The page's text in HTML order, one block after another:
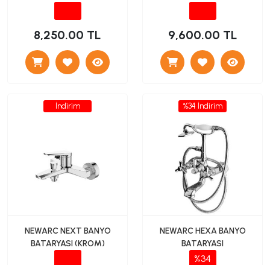
8,250.00 TL 9,600.00 TL
İndirim
NEWARC NEXT BANYO
BATARYASI (KROM)
%34 İndirim
NEWARC HEXA BANYO
BATARYASI
%34